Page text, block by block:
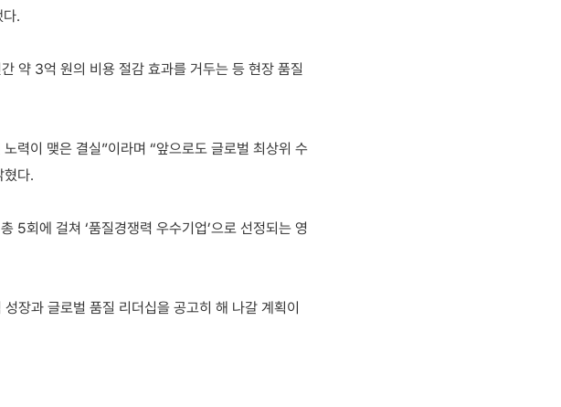
.
약 3억 원의 비용 절감 효과를 거두는 등 현장 품질
력이 맺은 결실”이라며 “앞으로도 글로벌 최상위 수
혔다.
에 걸쳐 ‘품질경쟁력 우수기업’으로 선정되는 영
장과 글로벌 품질 리더십을 공고히 해 나갈 계획이